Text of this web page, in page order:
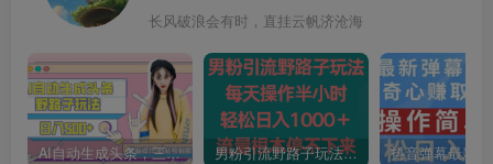
长风破浪会有时，直挂云帆济沧海
AI自动生成头条，三天必起号，三分钟轻松发布内容，复制粘贴，保姆级教… 男粉引流野路子玩法，每天操作半小时轻松日入1000＋，流量根本停不下来